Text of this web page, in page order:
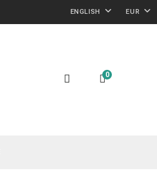
ENGLISH EUR
0